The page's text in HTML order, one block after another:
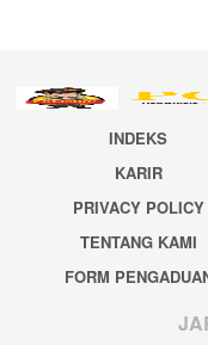
INDEKS
KARIR
PRIVACY POLICY
TENTANG KAMI
FORM